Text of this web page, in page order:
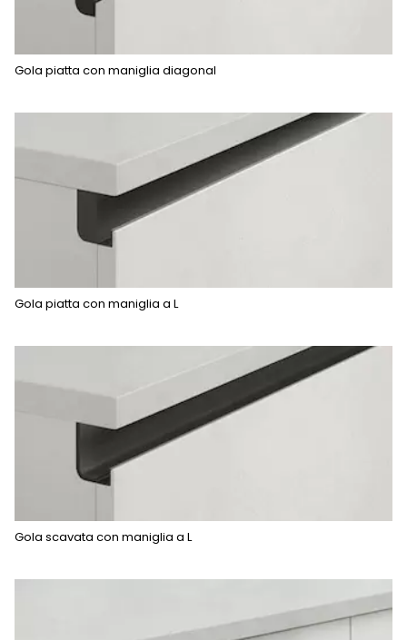
Gola piatta con maniglia diagonal
Gola piatta con maniglia a L
Gola scavata con maniglia a L